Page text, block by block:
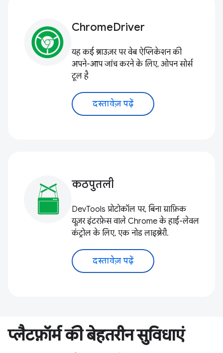
ChromeDriver
यह कई ब्राउज़र पर वेब ऐप्लिकेशन की
अपने-आप जांच करने के लिए, ओपन सोर्स
टूल है
दस्तावेज़ पढ़ें
कठपुतली
DevTools प्रोटोकॉल पर, बिना ग्राफ़िक
यूज़र इंटरफ़ेस वाले Chrome के हाई-लेवल
कंट्रोल के लिए, एक नोड लाइब्रेरी.
दस्तावेज़ पढ़ें
प्लैटफ़ॉर्म की बेहतरीन सुविधाएं